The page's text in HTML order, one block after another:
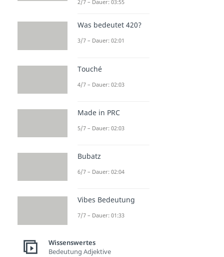
2/7 – Dauer: 03:55
Was bedeutet 420?
3/7 – Dauer: 02:01
Touché
4/7 – Dauer: 02:03
Made in PRC
5/7 – Dauer: 02:03
Bubatz
6/7 – Dauer: 02:04
Vibes Bedeutung
7/7 – Dauer: 01:33
Wissenswertes
Bedeutung Adjektive